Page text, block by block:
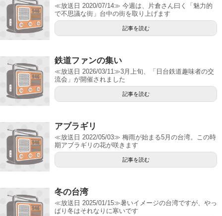
≪放送日 2020/07/14≫ 今週は、片倉さん曰く「魅力的
で不思議な街」台中の街を取り上げます
記事を読む
鉄道ファンの集い
≪放送日 2026/03/11≫3月上旬、「日台鉄道趣味者の交
流会」が開催されました
記事を読む
アブラギリ
≪放送日 2022/05/03≫ 梅雨が始まる5月の台湾。この時
期アブラギリの花が咲きます
記事を読む
冬の台湾
≪放送日 2025/01/15≫暑いイメージの台湾ですが、やっ
ぱり冬はそれなりに寒いです